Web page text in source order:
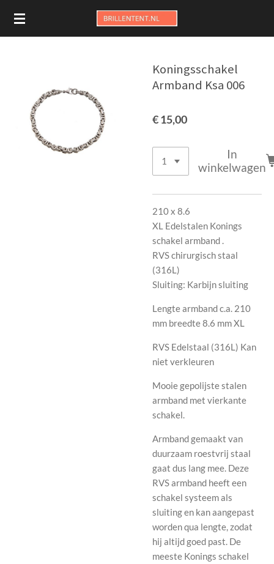
Ga
direct
Koningsschakel
Armband Ksa 006
€ 15,00
In
winkelwagen
210 x 8.6
XL Edelstalen Konings
schakel armband .
RVS chirurgisch staal
(316L)
Sluiting: Karbijn sluiting
Lengte armband c.a. 210
mm breedte 8.6 mm XL
RVS Edelstaal (316L) Kan
niet verkleuren
Mooie gepolijste stalen
armband met vierkante
schakel.
Armband gemaakt van
duurzaam roestvrij staal
gaat dus lang mee. Deze
RVS armband heeft een
schakel systeem als
sluiting en kan aangepast
worden qua lengte, zodat
hij altijd goed past. De
meeste Konings schakel